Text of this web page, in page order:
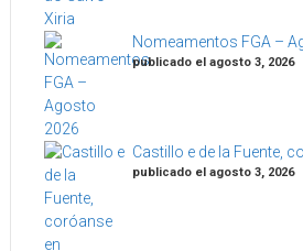
Nomeamentos FGA –
publicado el agosto 3, 2026
Castillo e de la Fuente,
publicado el agosto 3, 2026